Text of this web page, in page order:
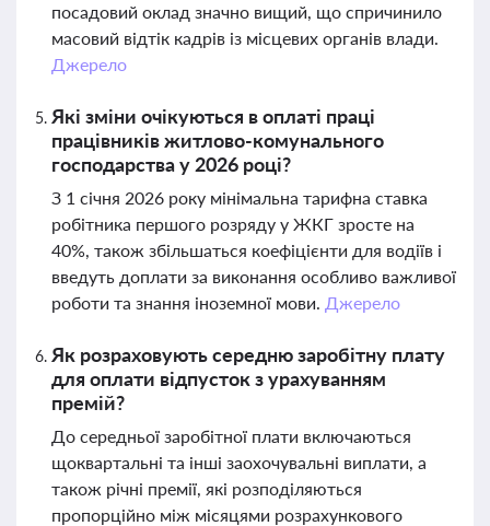
посадовий оклад значно вищий, що спричинило
масовий відтік кадрів із місцевих органів влади.
Джерело
Які зміни очікуються в оплаті праці
працівників житлово-комунального
господарства у 2026 році?
З 1 січня 2026 року мінімальна тарифна ставка
робітника першого розряду у ЖКГ зросте на
40%, також збільшаться коефіцієнти для водіїв і
введуть доплати за виконання особливо важливої
роботи та знання іноземної мови. Джерело
Як розраховують середню заробітну плату
для оплати відпусток з урахуванням
премій?
До середньої заробітної плати включаються
щоквартальні та інші заохочувальні виплати, а
також річні премії, які розподіляються
пропорційно між місяцями розрахункового